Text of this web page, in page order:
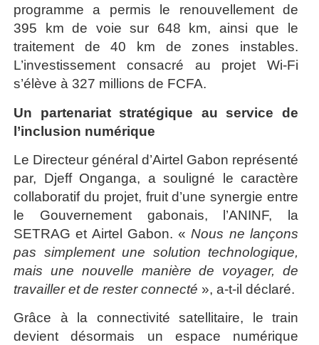
programme a permis le renouvellement de
395 km de voie sur 648 km, ainsi que le
traitement de 40 km de zones instables.
L’investissement consacré au projet Wi-Fi
s’élève à 327 millions de FCFA.
Un partenariat stratégique au service de
l’inclusion numérique
Le Directeur général d’Airtel Gabon représenté
par, Djeff Onganga, a souligné le caractère
collaboratif du projet, fruit d’une synergie entre
le Gouvernement gabonais, l’ANINF, la
SETRAG et Airtel Gabon. «Nous ne lançons
pas simplement une solution technologique,
mais une nouvelle manière de voyager, de
travailler et de rester connecté », a-t-il déclaré.
Grâce à la connectivité satellitaire, le train
devient désormais un espace numérique